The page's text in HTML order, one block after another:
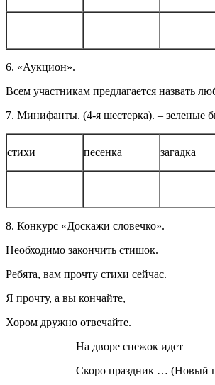
6. «Аукцион».
Всем участникам предлагается назвать
7. Минифанты. (4-я шестерка). – зеленые
стихи песенка загадка
8. Конкурс «Доскажи словечко».
Необходимо закончить стишок.
Ребята, вам прочту стихи сейчас.
Я прочту, а вы кончайте,
Хором дружно отвечайте.
На дворе снежок идет
Скоро праздник … (Новый